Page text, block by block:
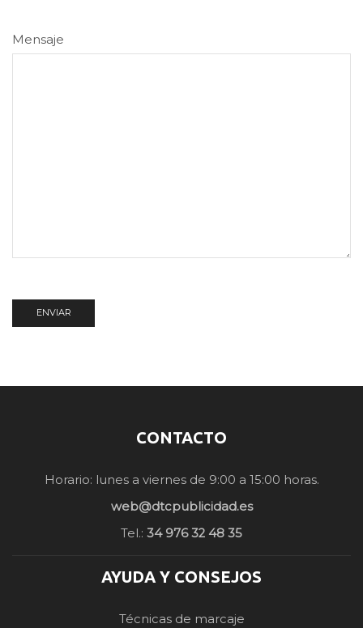
Mensaje
CONTACTO
Horario: lunes a viernes de 9:00 a 15:00 horas.
web@dtcpublicidad.es
Tel.: 34 976 32 48 35
AYUDA Y CONSEJOS
Técnicas de marcaje